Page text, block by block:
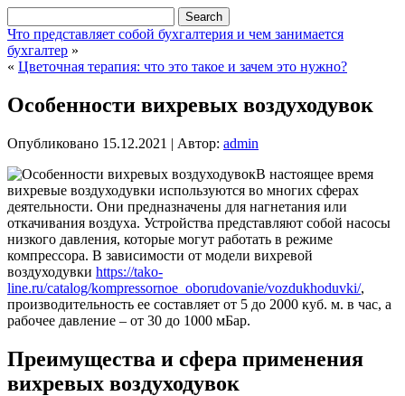
Что представляет собой бухгалтерия и чем занимается
бухгалтер »
« Цветочная терапия: что это такое и зачем это нужно?
Особенности вихревых воздуходувок
Опубликовано 15.12.2021 | Автор: admin
В настоящее время
вихревые воздуходувки используются во многих сферах
деятельности. Они предназначены для нагнетания или
откачивания воздуха. Устройства представляют собой насосы
низкого давления, которые могут работать в режиме
компрессора. В зависимости от модели вихревой
воздуходувки https://tako-
line.ru/catalog/kompressornoe_oborudovanie/vozdukhoduvki/,
производительность ее составляет от 5 до 2000 куб. м. в час, а
рабочее давление – от 30 до 1000 мБар.
Преимущества и сфера применения
вихревых воздуходувок